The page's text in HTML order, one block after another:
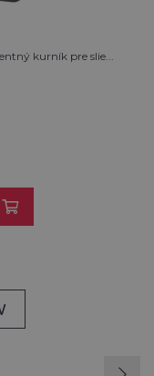
kurník pre slie...